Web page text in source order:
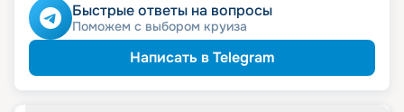
Быстрые ответы на вопросы
Поможем с выбором круиза
Написать в Telegram